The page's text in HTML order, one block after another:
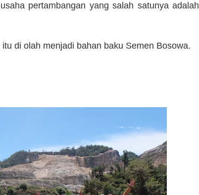
pertambangan yang salah satunya adalah
di olah menjadi bahan baku Semen Bosowa.